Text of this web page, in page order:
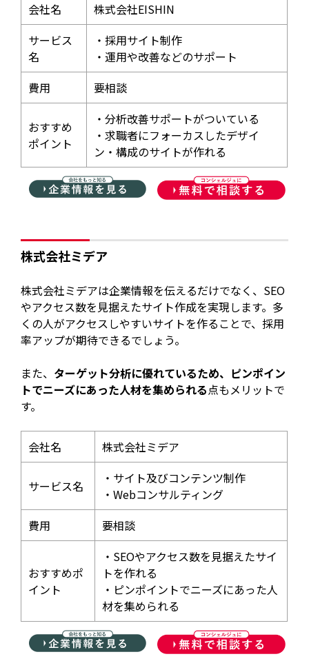
会社名
株式会社EISHIN
サービス
名
・採用サイト制作
・運用や改善などのサポート
費用
要相談
おすすめ
ポイント
・分析改善サポートがついている
・求職者にフォーカスしたデザイ
ン・構成のサイトが作れる
株式会社ミデア
株式会社ミデアは企業情報を伝えるだけでなく、SEO
やアクセス数を見据えたサイト作成を実現します。多
くの人がアクセスしやすいサイトを作ることで、採用
率アップが期待できるでしょう。
また、 ターゲット分析に優れているため、ピンポイン
トでニーズにあった人材を集められる点もメリットで
す。
会社名 株式会社ミデア
サービス名
・サイト及びコンテンツ制作
・Webコンサルティング
費用
要相談
おすすめポ
イント
・SEOやアクセス数を見据えたサイ
トを作れる
・ピンポイントでニーズにあった人
材を集められる